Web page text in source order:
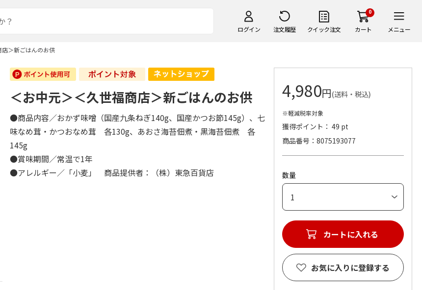
ログイン 注文履歴 クイック注文
0
カート メニュー
＞新ごはんのお供
＜お中元＞＜久世福商店＞新ごはんのお供
●商品内容／おかず味噌（国産九条ねぎ140g、国産かつお節145g）、七
味なめ茸・かつおなめ茸 各130g、あおさ海苔佃煮・黒海苔佃煮 各
145g
●賞味期間／常温で1年
●アレルギー／「小麦」 商品提供者：（株）東急百貨店
4,980円(送料・税込)
※軽減税率対象
獲得ポイント： 49 pt
商品番号
8075193077
数量
カートに入れる
お気に入りに登録する